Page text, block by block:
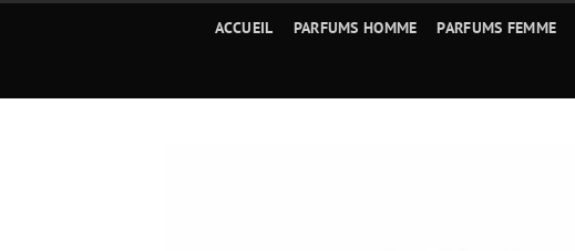
ACCUEIL PARFUMS HOMME PARFUMS FEMME